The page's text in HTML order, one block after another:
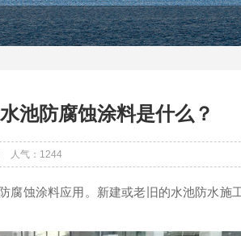
池防腐蚀涂料是什么？
人气： 1244
腐蚀涂料应用。新建或老旧的水池防水施